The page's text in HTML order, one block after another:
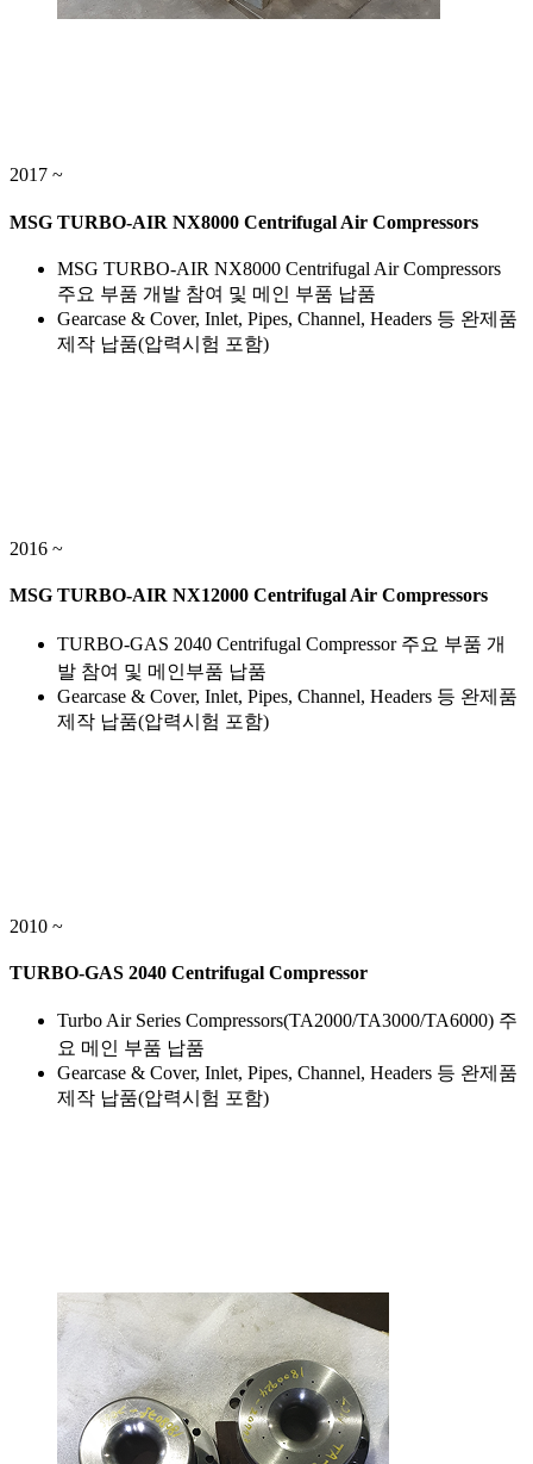
2017 ~
MSG TURBO-AIR NX8000 Centrifugal Air Compressors
MSG TURBO-AIR NX8000 Centrifugal Air Compressors
주요 부품 개발 참여 및 메인 부품 납품
Gearcase & Cover, Inlet, Pipes, Channel, Headers 등 완제품
제작 납품(압력시험 포함)
2016 ~
MSG TURBO-AIR NX12000 Centrifugal Air Compressors
TURBO-GAS 2040 Centrifugal Compressor 주요 부품 개
발 참여 및 메인부품 납품
Gearcase & Cover, Inlet, Pipes, Channel, Headers 등 완제품
제작 납품(압력시험 포함)
2010 ~
TURBO-GAS 2040 Centrifugal Compressor
Turbo Air Series Compressors(TA2000/TA3000/TA6000) 주
요 메인 부품 납품
Gearcase & Cover, Inlet, Pipes, Channel, Headers 등 완제품
제작 납품(압력시험 포함)